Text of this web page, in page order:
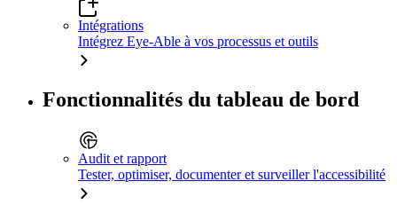
Intégrations
Intégrez Eye-Able à vos processus et outils
Fonctionnalités du tableau de bord
Audit et rapport
Tester, optimiser, documenter et surveiller l'accessibilité